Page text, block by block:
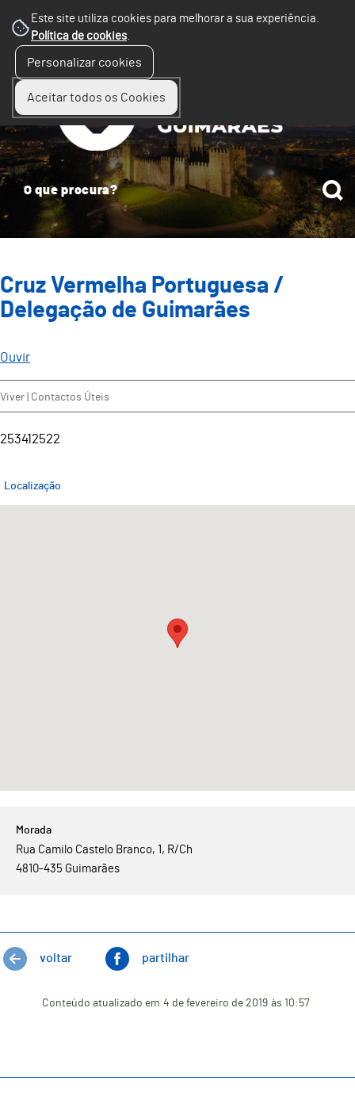
Este site utiliza cookies para melhorar a sua experiência.
Política de cookies.
Personalizar cookies
Aceitar todos os Cookies
Cruz Vermelha Portuguesa /
Delegação de Guimarães
Ouvir
Viver | Contactos Úteis
253412522
Rua Camilo Castelo Branco, 1, R/Ch
4810-435 Guimarães
voltar partilhar
Conteúdo atualizado em 4 de fevereiro de 2019 às 10:57